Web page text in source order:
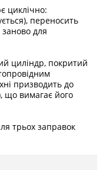
циклічно:
переносить
для
циліндр, покритий
призводить до
що вимагає його
трьох заправок